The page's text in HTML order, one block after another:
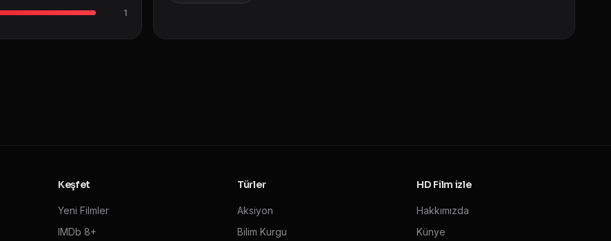
1
Keşfet
Yeni Filmler
IMDb 8+
Türler
Aksiyon
Bilim Kurgu
HD Film izle
Hakkımızda
Künye